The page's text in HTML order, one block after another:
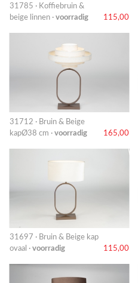
31785 · Koffiebruin &
beige linnen · voorradig 115,00
31712 · Bruin & Beige
kapØ38 cm · voorradig 165,00
31697 · Bruin & Beige kap
ovaal · voorradig 115,00